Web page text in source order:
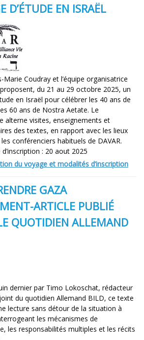
D’ÉTUDE EN ISRAËL
Marie Coudray et l’équipe organisatrice
du 21 au 29 octobre 2025, un
en Israël pour célébrer les 40 ans de
60 ans de Nostra Aetate. Le
alterne visites, enseignements et
des textes, en rapport avec les lieux
conférenciers habituels de DAVAR.
: 20 aout 2025
du voyage et modalités d’inscription
GAZA
ARTICLE PUBLIÉ
QUOTIDIEN ALLEMAND
dernier par Timo Lokoschat, rédacteur
du quotidien Allemand BILD, ce texte
lecture sans détour de la situation à
les mécanismes de
les responsabilités multiples et les récits